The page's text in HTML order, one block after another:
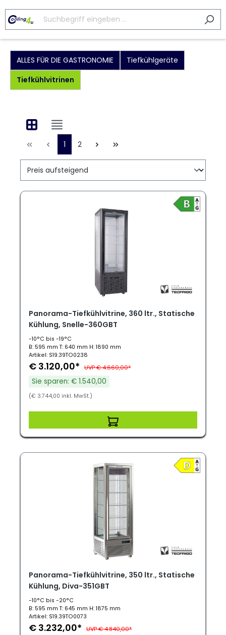
ALLES FÜR DIE GASTRONOMIE
Tiefkühlgeräte
Tiefkühlvitrinen
1 2
Panorama-Tiefkühlvitrine, 360 ltr., Statische
Kühlung, Snelle-360GBT
-10°C bis -19°C
B: 595 mm T: 640 mm H: 1890 mm
Artikel: S19.39TO0238
€ 3.120,00* UVP € 4.660,00*
Sie sparen: € 1.540,00
(€ 3.744,00 inkl. MwSt.)
Panorama-Tiefkühlvitrine, 350 ltr., Statische
Kühlung, Diva-351GBT
-10°C bis -20°C
B: 595 mm T: 645 mm H: 1875 mm
Artikel: S19.39TO0073
€ 3.232,00* UVP € 4.840,00*